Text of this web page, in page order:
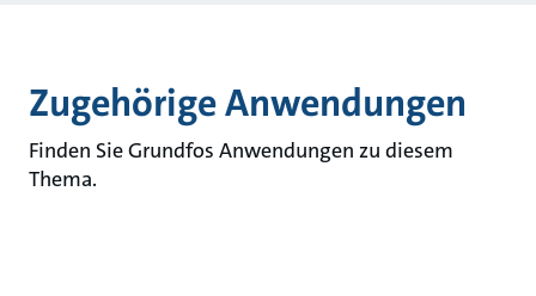
Zugehörige Anwendungen
Finden Sie Grundfos Anwendungen zu diesem
Thema.